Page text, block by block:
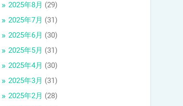
2025年8月 (29)
2025年7月 (31)
2025年6月 (30)
2025年5月 (31)
2025年4月 (30)
2025年3月 (31)
2025年2月 (28)